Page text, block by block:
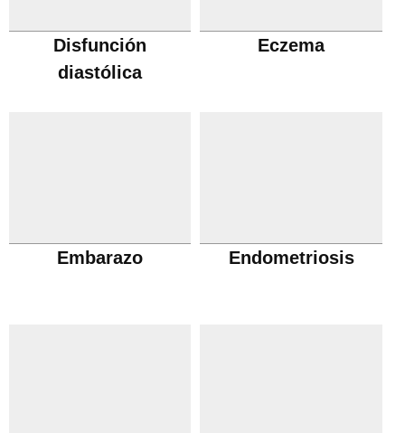
Disfunción
diastólica
Eczema
Embarazo Endometriosis